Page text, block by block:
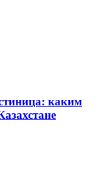
каким